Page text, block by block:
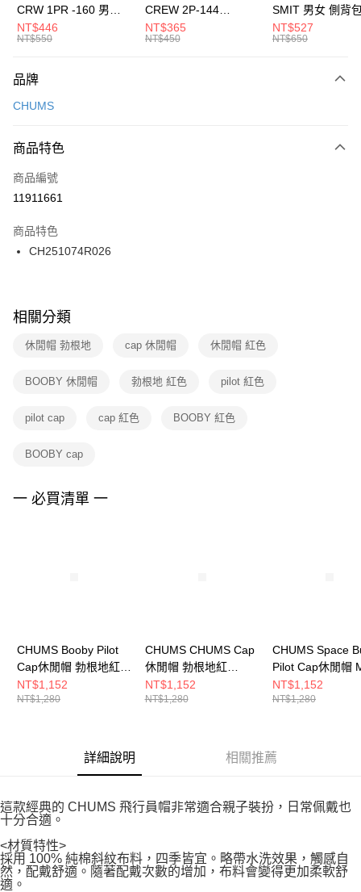
元大商業銀行
台灣樂天信用卡公司
全盈+PAY
AFTEE先享後付
【關於「AFTEE先享後付」】
便利好安心！
３．安心：先確認商品／服務後，再付款。
【「AFTEE先享後付」結帳流程】
１．於結帳方式選擇「AFTEE先享後付」後，將跳轉至「AFTEE先享後付」
２．訂單成立數日內，您將收到繳費通知簡訊。
３．收到繳費通知簡訊後14天內，點擊此簡訊中的連結，可透過四大超商／
ATM／網路銀行／等多元方式進行付款，方視為交易完成。
※ 交易是否成功請以「AFTEE先享後付 」之結帳頁面顯示為準，若有關於
是否繳費成功／繳費後需取消欲退款等相關疑問，請聯繫「AFTEE先享後付
客戶支援中心」https://netprotections.freshdesk.com/support/home
１．透過由恩沛科技股份有限公司提供之「AFTEE先享後付」服務完成之交
權轉讓予恩沛科技股份有限公司。
３．未成年的使用者請事先徵得法定代理人或監護人之同意方可使用
４．使用「AFTEE先享後付」時，將依據個別帳號之用戶狀況，依本公司即
運送方式
每筆NT$100，滿NT$1,500(含以上)免運費
宅配
每筆NT$100，滿NT$1,500(含以上)免運費
付款後門市自取
每筆NT$100，滿NT$1,500(含以上)免運費
CRW 1PR -160 男女
中統襪 FZ3393100
NT$446
NT$550
CREW 2P-144
EMBRDY 男女 短統襪
FZ3073133
NT$365
NT$450
SMIT 男女 側背
BA5871010
NT$527
NT$650
品牌
CHUMS
商品特色
商品編號
11911661
商品特色
CH251074R026
相關分類
休閒帽 勃根地 cap 休閒帽 休閒帽 紅色
BOOBY 休閒帽 勃根地 紅色 pilot 紅色
pilot cap cap 紅色 BOOBY 紅色
BOOBY cap
一 必買清單 一
CHUMS Booby Pilot
Cap休閒帽 勃根地紅
CH051401R026
NT$1,152
NT$1,280
CHUMS CHUMS Cap
休閒帽 勃根地紅
CH051464R026
NT$1,152
NT$1,280
CHUMS Space
Pilot Cap休閒帽
CH051453Z409
NT$1,152
NT$1,280
詳細說明 相關推薦
這款經典的 CHUMS 飛行員帽非常適合親子裝扮，日常佩戴也
十分合適。
<材質特性>
採用 100% 純棉斜紋布料，四季皆宜。略帶水洗效果，觸感自
然，配戴舒適。隨著配戴次數的增加，布料會變得更加柔軟舒
適。